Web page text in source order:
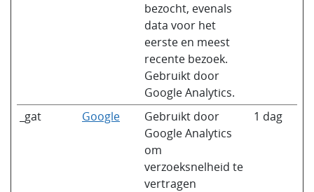
bezocht, evenals
data voor het
eerste en meest
recente bezoek.
Gebruikt door
Google Analytics.
_gat Google
Gebruikt door
Google Analytics
om
verzoeksnelheid te
vertragen
1 dag